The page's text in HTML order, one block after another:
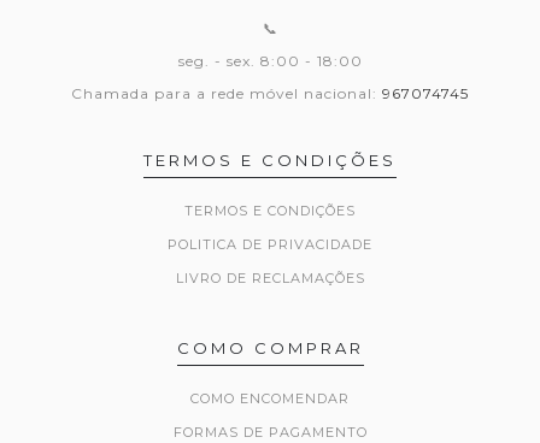
📞
seg. - sex. 8:00 - 18:00
Chamada para a rede móvel nacional: 967074745
TERMOS E CONDIÇÕES
TERMOS E CONDIÇÕES
POLITICA DE PRIVACIDADE
LIVRO DE RECLAMAÇÕES
COMO COMPRAR
COMO ENCOMENDAR
FORMAS DE PAGAMENTO